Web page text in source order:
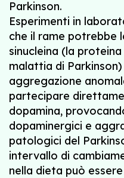
Parkinson.
Esperimenti in
che il rame potrebbe
sinucleina (la
malattia di
aggregazione
partecipare
dopamina,
dopaminergici e
patologici del
intervallo di
nella dieta può